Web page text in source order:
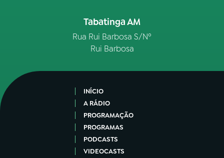
Tabatinga AM
Rua Rui Barbosa S/Nº
Rui Barbosa
INÍCIO
A RÁDIO
PROGRAMAÇÃO
PROGRAMAS
PODCASTS
VIDEOCASTS